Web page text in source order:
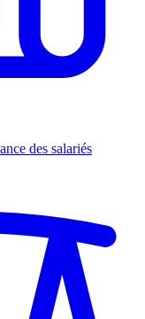
des salariés